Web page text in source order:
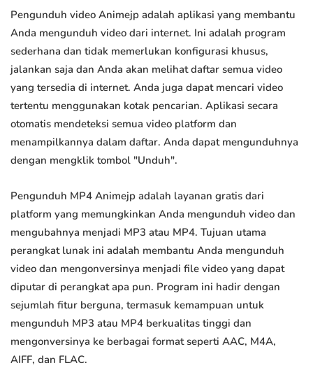
Pengunduh video Animejp adalah aplikasi yang membantu
Anda mengunduh video dari internet. Ini adalah program
sederhana dan tidak memerlukan konfigurasi khusus,
jalankan saja dan Anda akan melihat daftar semua video
yang tersedia di internet. Anda juga dapat mencari video
tertentu menggunakan kotak pencarian. Aplikasi secara
otomatis mendeteksi semua video platform dan
menampilkannya dalam daftar. Anda dapat mengunduhnya
dengan mengklik tombol "Unduh".
Pengunduh MP4 Animejp adalah layanan gratis dari
platform yang memungkinkan Anda mengunduh video dan
mengubahnya menjadi MP3 atau MP4. Tujuan utama
perangkat lunak ini adalah membantu Anda mengunduh
video dan mengonversinya menjadi file video yang dapat
diputar di perangkat apa pun. Program ini hadir dengan
sejumlah fitur berguna, termasuk kemampuan untuk
mengunduh MP3 atau MP4 berkualitas tinggi dan
mengonversinya ke berbagai format seperti AAC, M4A,
AIFF, dan FLAC.